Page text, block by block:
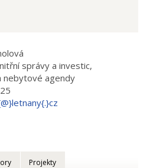
správy a investic,
nebytové agendy
Projekty